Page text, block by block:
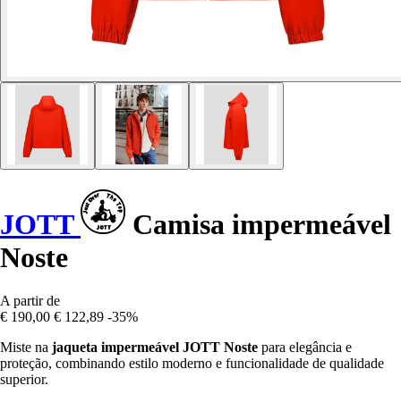
JOTT
Camisa impermeável
Noste
A partir de
€ 190,00 € 122,89 -35%
Miste na jaqueta impermeável JOTT Noste para elegância e
proteção, combinando estilo moderno e funcionalidade de qualidade
superior.